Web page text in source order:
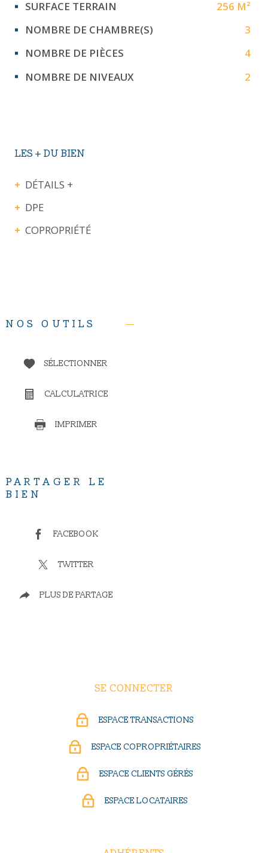
SURFACE TERRAIN
256 M²
NOMBRE DE CHAMBRE(S)
3
NOMBRE DE PIÈCES
4
NOMBRE DE NIVEAUX
2
LES + DU BIEN
DÉTAILS +
DPE
COPROPRIÉTÉ
NOS OUTILS
SÉLECTIONNER
CALCULATRICE
IMPRIMER
PARTAGER LE
BIEN
FACEBOOK
TWITTER
PLUS DE PARTAGE
SE CONNECTER
ESPACE TRANSACTIONS
ESPACE COPROPRIÉTAIRES
ESPACE CLIENTS GÉRÉS
ESPACE LOCATAIRES